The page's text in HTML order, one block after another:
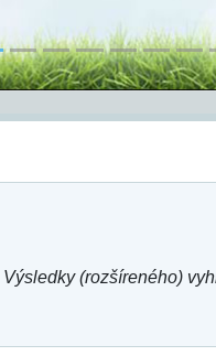
Výsledky (rozšíreného)